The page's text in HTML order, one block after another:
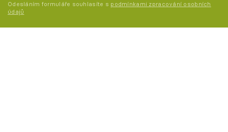
Odesláním formuláře souhlasíte s podmínkami zpracování osobních
údajů